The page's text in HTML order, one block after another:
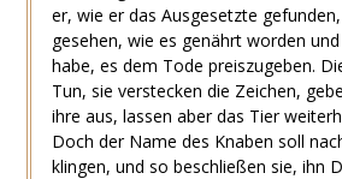
er, wie er das Ausgesetzte
gesehen, wie es genährt worden
habe, es dem Tode preiszugeben.
Tun, sie verstecken die Zeichen,
ihre aus, lassen aber das Tier
Doch der Name des Knaben soll
klingen, und so beschließen sie, ihn